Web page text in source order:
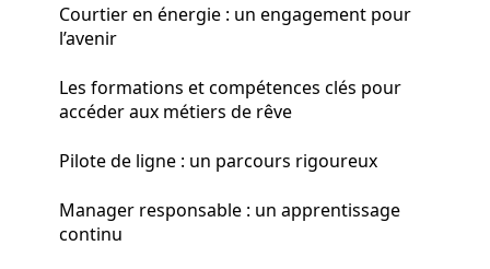
Courtier en énergie : un engagement pour
l’avenir
Les formations et compétences clés pour
accéder aux métiers de rêve
Pilote de ligne : un parcours rigoureux
Manager responsable : un apprentissage
continu